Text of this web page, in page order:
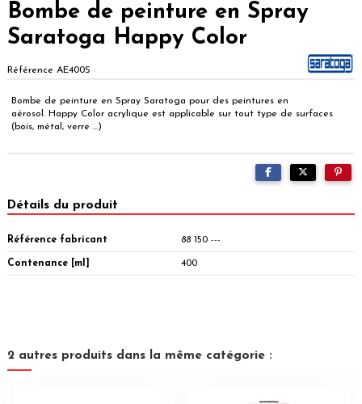
Bombe de peinture en Spray
Saratoga Happy Color
Référence AE400S
Bombe de peinture en Spray Saratoga pour des peintures en
aérosol. Happy Color acrylique est applicable sur tout type de surfaces
(bois, métal, verre ...)
Détails du produit
Référence fabricant 88 150 ---
Contenance [ml] 400
2 autres produits dans la même catégorie :